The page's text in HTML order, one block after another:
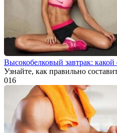
Высокобелковый завтрак: какой
Узнайте, как правильно
016